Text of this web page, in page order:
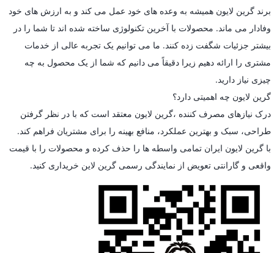
برند گرین لایون همیشه به وعده های خود عمل می کند و به ارزش های خود
وفادار می ماند. محصولات با آخرین تکنولوژی ساخته شده اند تا شما را در
بیشتر جزئیات شگفت زده کنند. ما می توانیم یک تجربه عالی از خدمات
مشتری را ارائه دهیم زیرا دقیقاً می دانیم که شما از یک محصول به چه
چیزی نیاز دارید.
گرین لایون چه اهمیتی دارد؟
درک نیازهای مصرف کننده ،گرین لایون معتقد است که با در نظر گرفتن
طراحی، سبک و بهترین عملکرد، منافع بهینه را برای مشتریان فراهم کند.
با گرین لایون ایران تمامی واسطه ها را حذف کرده و محصولات را با قیمت
واقعی و گارانتی تعویض از نمایندگی رسمی گرین لاین خریداری کنید.